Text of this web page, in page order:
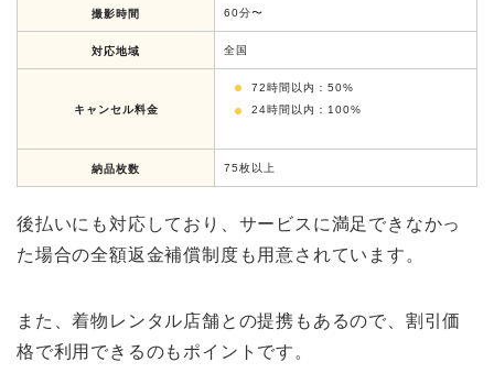
撮影時間 60分〜
対応地域 全国
キャンセル料金
72時間以内：50%
24時間以内：100%
納品枚数 75枚以上
後払いにも対応しており、サービスに満足できなかっ
た場合の全額返金補償制度も用意されています。
また、着物レンタル店舗との提携もあるので、割引価
格で利用できるのもポイントです。